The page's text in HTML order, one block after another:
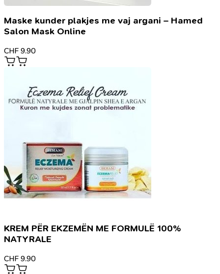
Maske kunder plakjes me vaj argani – Hamed
Salon Mask Online
CHF 9.90
KREM PËR EKZEMËN ME FORMULË 100%
NATYRALE
CHF 9.90